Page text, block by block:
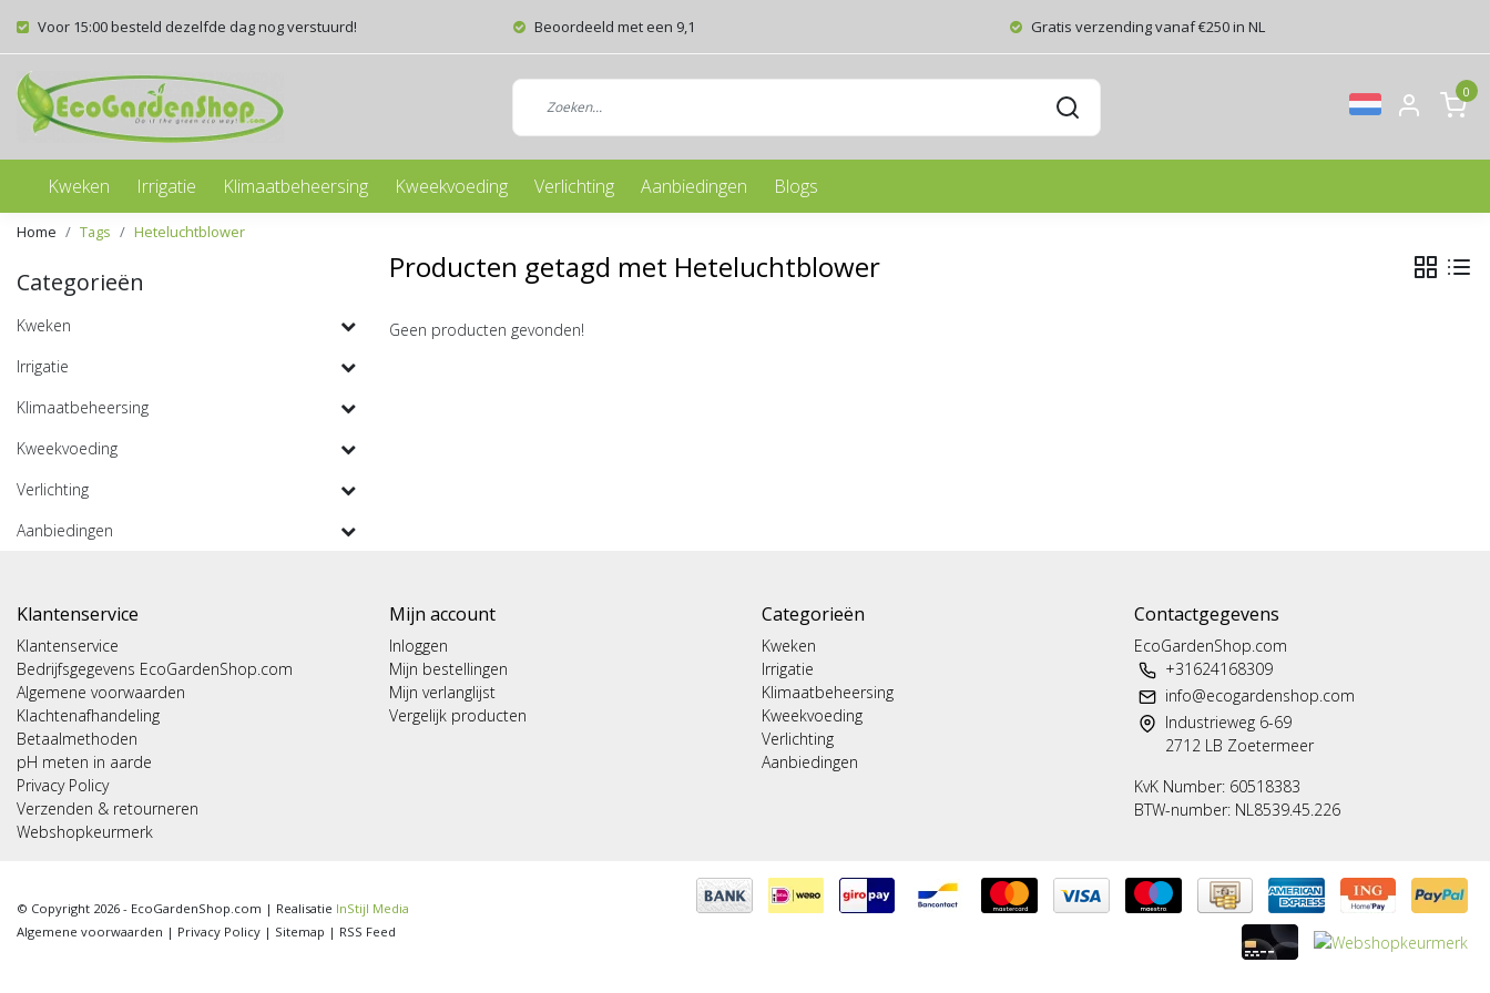
Voor 15:00 besteld dezelfde dag nog verstuurd! Beoordeeld met een 9,1 Gratis verzending vanaf €250 in NL
0
Kweken Irrigatie Klimaatbeheersing Kweekvoeding Verlichting Aanbiedingen Blogs
Home Tags Heteluchtblower
Categorieën
Kweken
Irrigatie
Klimaatbeheersing
Kweekvoeding
Verlichting
Aanbiedingen
Producten getagd met Heteluchtblower
Geen producten gevonden!
Klantenservice
Klantenservice
Bedrijfsgegevens EcoGardenShop.com
Algemene voorwaarden
Klachtenafhandeling
Betaalmethoden
pH meten in aarde
Privacy Policy
Verzenden & retourneren
Webshopkeurmerk
Mijn account
Inloggen
Mijn bestellingen
Mijn verlanglijst
Vergelijk producten
Categorieën
Kweken
Irrigatie
Klimaatbeheersing
Kweekvoeding
Verlichting
Aanbiedingen
Contactgegevens
EcoGardenShop.com
+31624168309
info@ecogardenshop.com
Industrieweg 6-69
2712 LB Zoetermeer
KvK Number: 60518383
BTW-number: NL8539.45.226
© Copyright 2026 - EcoGardenShop.com | Realisatie InStijl Media
Algemene voorwaarden | Privacy Policy | Sitemap | RSS Feed